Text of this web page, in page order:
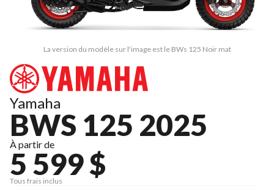
La version du modèle sur l'image est le BWs 125 Noir mat
Yamaha
BWS 125 2025
À partir de
5 599 $
Tous frais inclus